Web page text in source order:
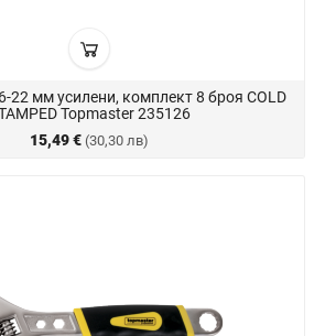
22 мм усилени, комплект 8 броя COLD
Topmaster 235126
15,49 € (30,30 лв)